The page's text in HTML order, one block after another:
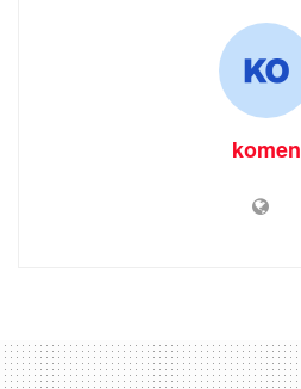
komen